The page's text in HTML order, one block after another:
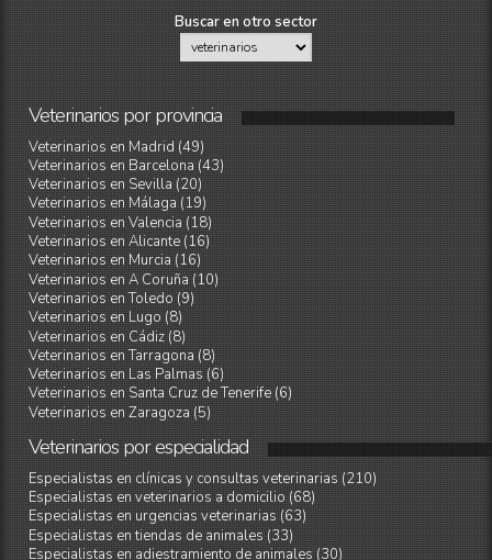
Buscar en otro sector
Veterinariosporprovincia
Veterinarios en Madrid (49)
Veterinarios en Barcelona (43)
Veterinarios en Sevilla (20)
Veterinarios en Málaga (19)
Veterinarios en Valencia (18)
Veterinarios en Alicante (16)
Veterinarios en Murcia (16)
Veterinarios en A Coruña (10)
Veterinarios en Toledo (9)
Veterinarios en Lugo (8)
Veterinarios en Cádiz (8)
Veterinarios en Tarragona (8)
Veterinarios en Las Palmas (6)
Veterinarios en Santa Cruz de Tenerife (6)
Veterinarios en Zaragoza (5)
Veterinariosporespecialidad
Especialistas en clínicas y consultas veterinarias (210)
Especialistas en veterinarios a domicilio (68)
Especialistas en urgencias veterinarias (63)
Especialistas en tiendas de animales (33)
Especialistas en adiestramiento de animales (30)